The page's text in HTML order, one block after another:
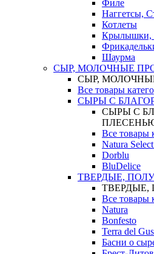
Филе
Наггетсы,
Котлеты
Крылышки,
Шаурма
СЫР, МОЛОЧНЫЕ
СЫР,
Все товары
СЫРЫ С
СЫРЫ С
Все товары
Natura
Dorblu
BluDelice
ТВЕРДЫЕ,
ТВЕРДЫЕ,
Все товары
Natura
Bonfesto
Terra del
Басни о